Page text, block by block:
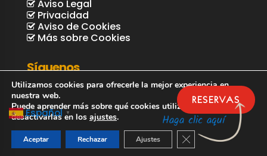
RESERVAS
Haga clic aquí
Aviso Legal
Privacidad
Aviso de Cookies
Más sobre Cookies
Síguenos
© Explora Playa / Guía Surf
Español ▼
Utilizamos cookies para ofrecerle la mejor experiencia en
nuestra web.
Puede aprender más sobre qué cookies utilizamos o
desactivarlas en los ajustes.
Aceptar Rechazar Ajustes Cerrar el banner de